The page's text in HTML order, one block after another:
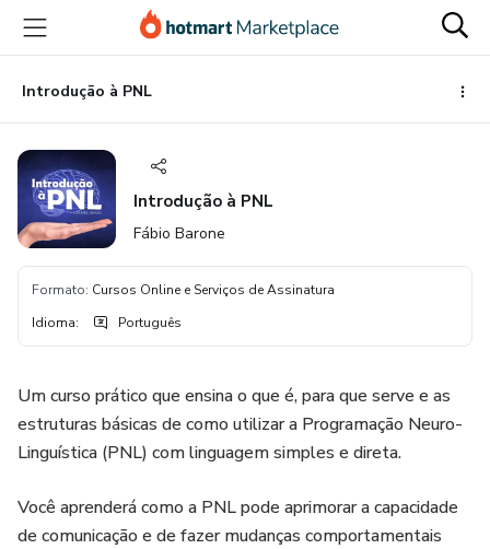
para
conteúdo
principal
para
pagamento
para
rodapé
Introdução à PNL
Introdução à PNL
Fábio Barone
Formato: Cursos Online e Serviços de Assinatura
Idioma: Português
Um curso prático que ensina o que é, para que serve e as
estruturas básicas de como utilizar a Programação Neuro-
Linguística (PNL) com linguagem simples e direta.
Você aprenderá como a PNL pode aprimorar a capacidade
de comunicação e de fazer mudanças comportamentais